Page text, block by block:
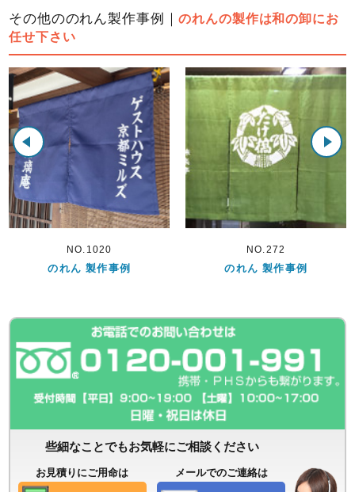
その他ののれん製作事例｜のれんの製作は和の卸にお
任せ下さい
NO.1020
のれん 製作事例
NO.272
のれん 製作事例
些細なことでもお気軽にご相談ください
お見積りにご用命は メールでのご連絡は